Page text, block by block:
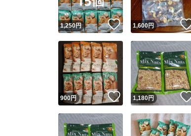
1,250円 いいね！
1,600円
900円 いいね！
1,180円